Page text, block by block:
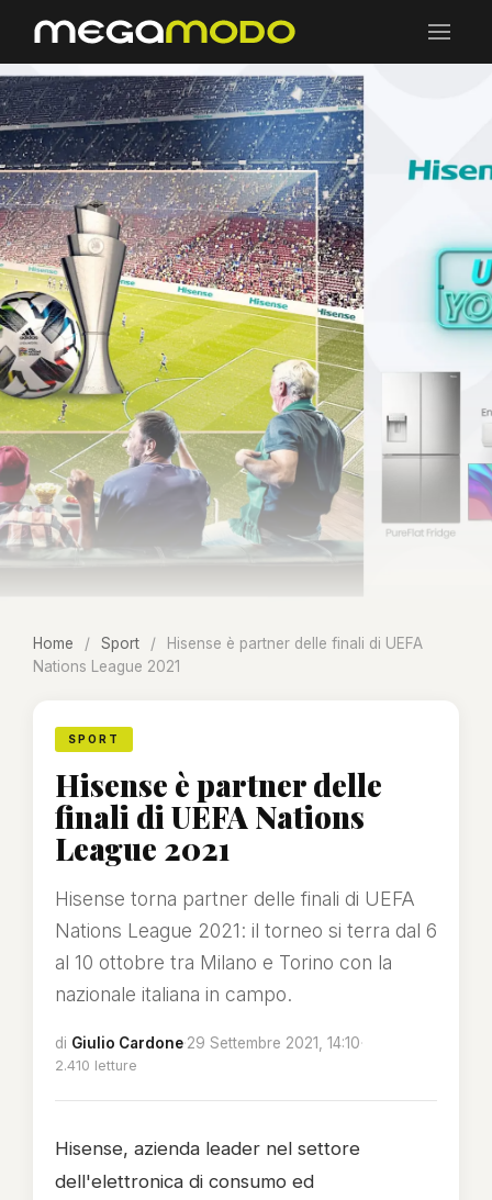
Home / Sport /
Hisense è partner delle finali di UEFA
Nations League 2021
SPORT
Hisense è partner delle
finali di UEFA Nations
League 2021
Hisense torna partner delle finali di UEFA
Nations League 2021: il torneo si terra dal 6
al 10 ottobre tra Milano e Torino con la
nazionale italiana in campo.
di Giulio Cardone·29 Settembre 2021, 14:10·
2.410 letture
Hisense, azienda leader nel settore
dell'elettronica di consumo ed